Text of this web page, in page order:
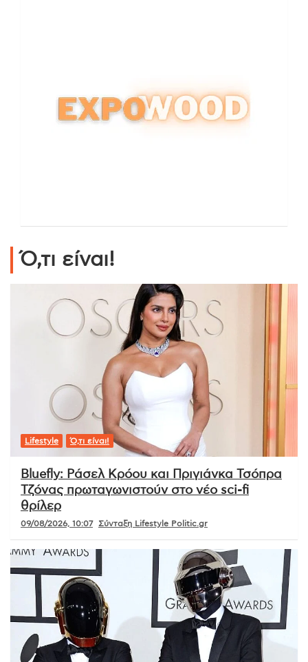
Ό,τι είναι!
Lifestyle Ό,τι είναι!
Bluefly: Ράσελ Κρόου και Πριγιάνκα Τσόπρα
Τζόνας πρωταγωνιστούν στο νέο sci-fi
θρίλερ
09/08/2026, 10:07 Σύνταξη Lifestyle Politic.gr